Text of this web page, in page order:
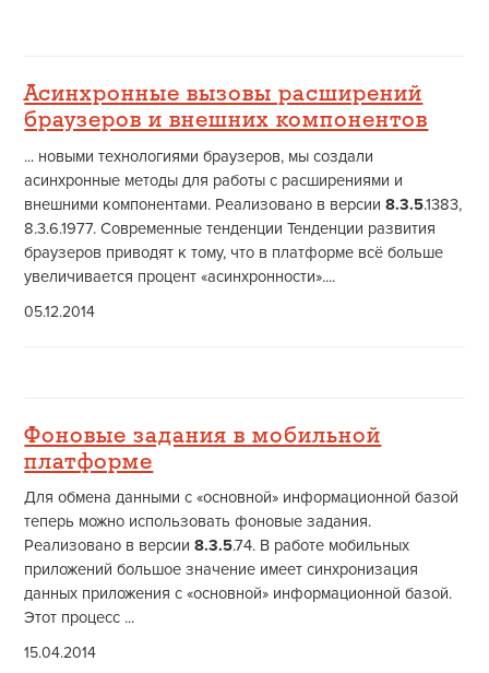
Асинхронные вызовы расширений
браузеров и внешних компонентов
... новыми технологиями браузеров, мы создали
асинхронные методы для работы с расширениями и
внешними компонентами. Реализовано в версии8.3.5.1383,
8.3.6.1977. Современные тенденции Тенденции развития
браузеров приводят к тому, что в платформе всё больше
увеличивается процент «асинхронности»....
05.12.2014
Фоновые задания в мобильной
платформе
Для обмена данными с «основной» информационной базой
теперь можно использовать фоновые задания.
Реализовано в версии8.3.5.74. В работе мобильных
приложений большое значение имеет синхронизация
данных приложения с «основной» информационной базой.
Этот процесс ...
15.04.2014